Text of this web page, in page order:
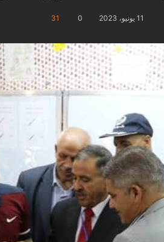
11 يونيو، 2023 0
31